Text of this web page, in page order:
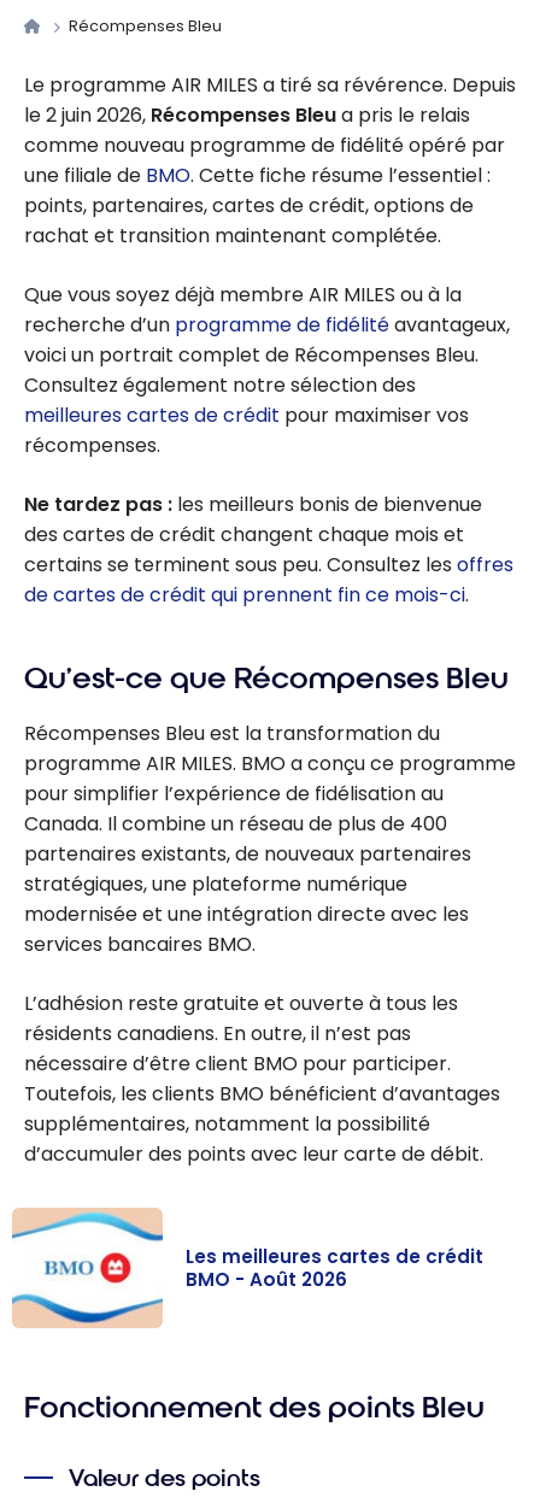
Récompenses Bleu
Le programme AIR MILES a tiré sa révérence. Depuis
le 2 juin 2026, Récompenses Bleua pris le relais
comme nouveau programme de fidélité opéré par
une filiale de BMO. Cette fiche résume l’essentiel :
points, partenaires, cartes de crédit, options de
rachat et transition maintenant complétée.
Que vous soyez déjà membre AIR MILES ou à la
recherche d’un programme de fidélitéavantageux,
voici un portrait complet de Récompenses Bleu.
Consultez également notre sélection des
meilleures cartes de crédit pour maximiser vos
récompenses.
Ne tardez pas : les meilleurs bonis de bienvenue
des cartes de crédit changent chaque mois et
certains se terminent sous peu. Consultez les offres
de cartes de crédit qui prennent fin ce mois-ci.
Qu’est-ce que Récompenses Bleu
Récompenses Bleu est la transformation du
programme AIR MILES. BMO a conçu ce programme
pour simplifier l’expérience de fidélisation au
Canada. Il combine un réseau de plus de 400
partenaires existants, de nouveaux partenaires
stratégiques, une plateforme numérique
modernisée et une intégration directe avec les
services bancaires BMO.
L’adhésion reste gratuite et ouverte à tous les
résidents canadiens. En outre, il n’est pas
nécessaire d’être client BMO pour participer.
Toutefois, les clients BMO bénéficient d’avantages
supplémentaires, notamment la possibilité
d’accumuler des points avec leur carte de débit.
crédit BMO -
Les meilleures cartes de crédit
BMO - Août 2026
Fonctionnement des points Bleu
Valeur des points